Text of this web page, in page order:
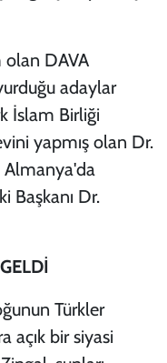
olan DAVA
adaylar
İslam Birliği
yapmış olan Dr.
Almanya'da
Başkanı Dr.
Türkler
açık bir siyasi